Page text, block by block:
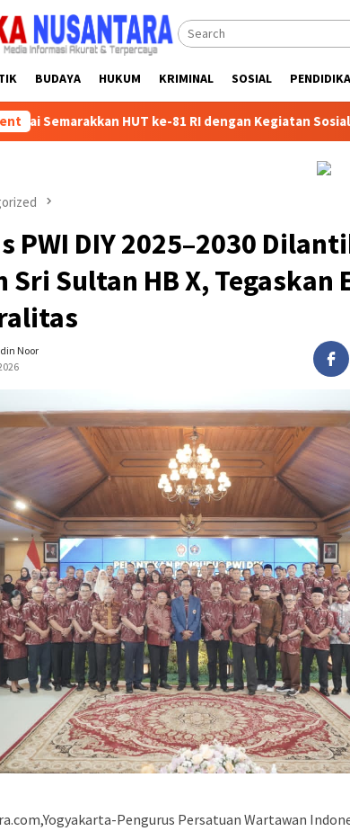
BUDAYA HUKUM KRIMINAL SOSIAL
HUT ke-81 RI dengan Kegiatan Sosial Partai
PWI DIY 2025–2030
Sri Sultan HB X, Tegaskan
Noor
Pengurus Persatuan Wartawan